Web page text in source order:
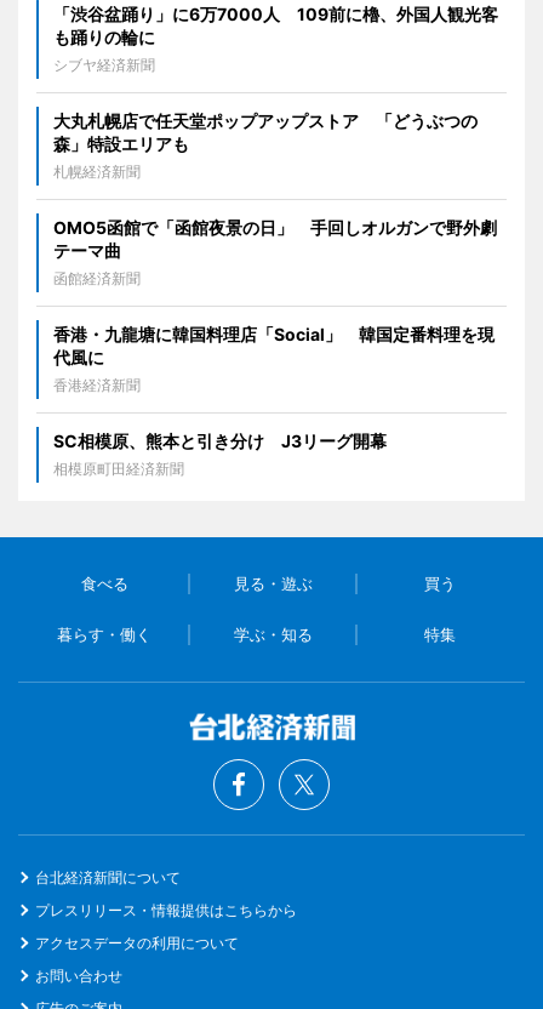
「渋谷盆踊り」に6万7000人 109前に櫓、外国人観光客
も踊りの輪に
シブヤ経済新聞
大丸札幌店で任天堂ポップアップストア 「どうぶつの
森」特設エリアも
札幌経済新聞
OMO5函館で「函館夜景の日」 手回しオルガンで野外劇
テーマ曲
函館経済新聞
香港・九龍塘に韓国料理店「Social」 韓国定番料理を現
代風に
香港経済新聞
SC相模原、熊本と引き分け J3リーグ開幕
相模原町田経済新聞
食べる 見る・遊ぶ 買う
暮らす・働く 学ぶ・知る 特集
台北経済新聞について
プレスリリース・情報提供はこちらから
アクセスデータの利用について
お問い合わせ